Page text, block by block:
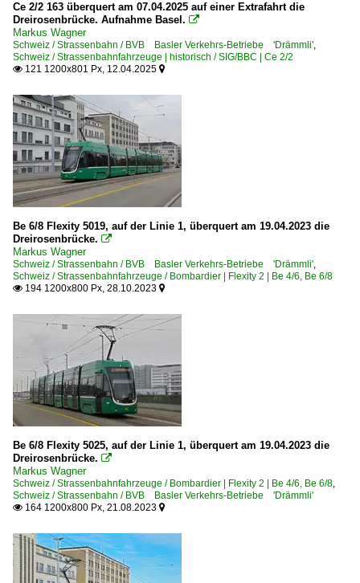
Ce 2/2 163 überquert am 07.04.2025 auf einer Extrafahrt die
Dreirosenbrücke. Aufnahme Basel. 
Markus Wagner
Schweiz / Strassenbahn / BVB Basler Verkehrs-Betriebe 'Drämmli',
Schweiz / Strassenbahnfahrzeuge | historisch / SIG/BBC | Ce 2/2
 121 1200x801 Px, 12.04.2025 
Be 6/8 Flexity 5019, auf der Linie 1, überquert am 19.04.2023 die
Dreirosenbrücke. 
Markus Wagner
Schweiz / Strassenbahn / BVB Basler Verkehrs-Betriebe 'Drämmli',
Schweiz / Strassenbahnfahrzeuge / Bombardier | Flexity 2 | Be 4/6, Be 6/8
 194 1200x800 Px, 28.10.2023 
Be 6/8 Flexity 5025, auf der Linie 1, überquert am 19.04.2023 die
Dreirosenbrücke. 
Markus Wagner
Schweiz / Strassenbahnfahrzeuge / Bombardier | Flexity 2 | Be 4/6, Be 6/8,
Schweiz / Strassenbahn / BVB Basler Verkehrs-Betriebe 'Drämmli'
 164 1200x800 Px, 21.08.2023 